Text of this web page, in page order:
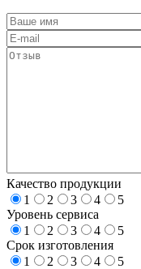
Качество продукции
1
2 3 4
5
Уровень сервиса
1
2 3 4
5
Срок изготовления
1
2 3 4
5